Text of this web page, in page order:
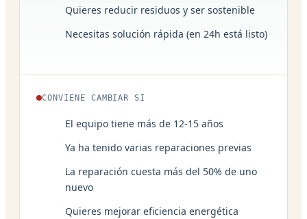
Quieres reducir residuos y ser sostenible
Necesitas solución rápida (en 24h está listo)
CONVIENE CAMBIAR SI
El equipo tiene más de 12-15 años
Ya ha tenido varias reparaciones previas
La reparación cuesta más del 50% de uno
nuevo
Quieres mejorar eficiencia energética